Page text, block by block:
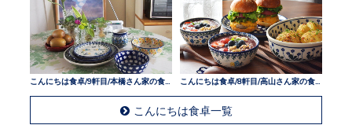
こんにちは食卓/9軒目/本橋さん家の食卓
こんにちは食卓一覧